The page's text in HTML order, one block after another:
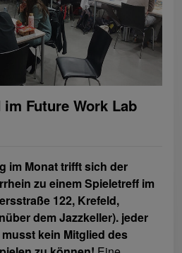
Future Work Lab
im Monat trifft sich der
zu einem Spieletreff im
122, Krefeld,
dem Jazzkeller). jeder
kein Mitglied des